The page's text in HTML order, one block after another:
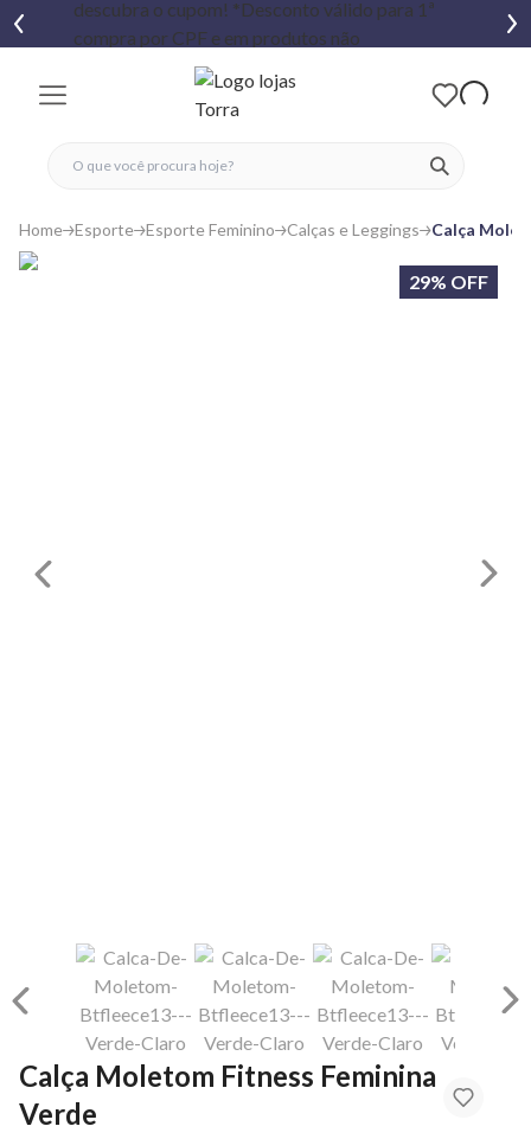
ver
fechar menu
fechar menu
favoritos
Home Esporte Esporte Feminino Calças e Leggings Calça
29% OFF
Calça Moletom Fitness Feminina
Verde